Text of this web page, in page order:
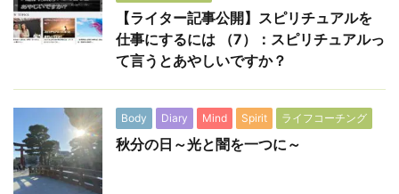
【ライター記事公開】スピリチュアルを
仕事にするには （7）：スピリチュアルっ
て言うとあやしいですか？
Body Diary Mind Spirit ライフコーチング
秋分の日～光と闇を一つに～